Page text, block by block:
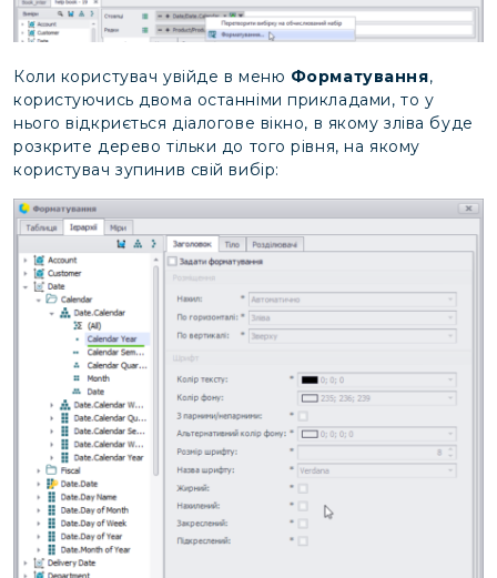
Коли користувач увійде в меню Форматування,
користуючись двома останніми прикладами, то у
нього відкриється діалогове вікно, в якому зліва буде
розкрите дерево тільки до того рівня, на якому
користувач зупинив свій вибір: